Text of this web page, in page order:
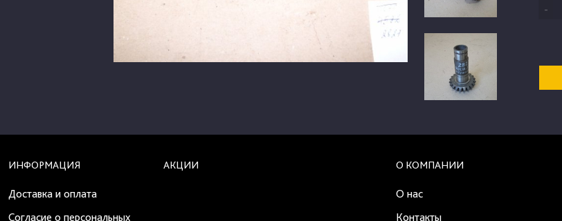
-
ИНФОРМАЦИЯ
Доставка и оплата
Согласие о персональных
АКЦИИ О КОМПАНИИ
О нас
Контакты